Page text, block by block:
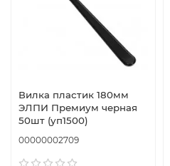
Вилка пластик 180мм
ЭЛПИ Премиум черная
50шт (уп1500)
00000002709